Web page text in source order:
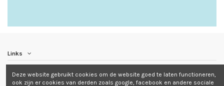
Links
Contact us
Deze website gebruikt cookies om de website goed te laten functioneren,
ook zijn er cookies van derden zoals google, facebook en andere sociale